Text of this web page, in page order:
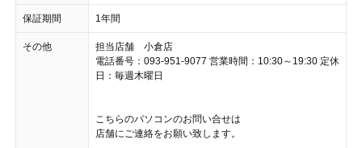
保証期間 1年間
その他
担当店舗 小倉店
電話番号：093-951-9077 営業時間：10:30～19:30 定休
日：毎週木曜日
こちらのパソコンのお問い合せは
店舗にご連絡をお願い致します。